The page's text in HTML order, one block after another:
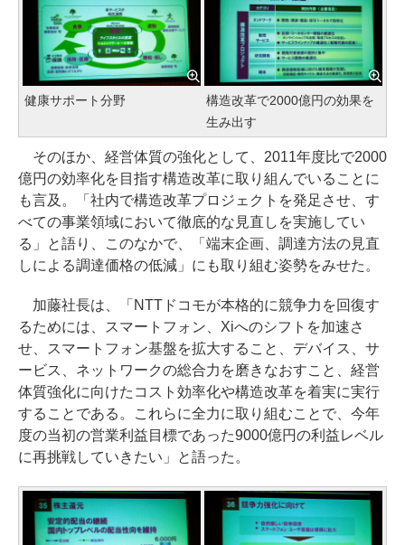
健康サポート分野
構造改革で2000億円の効果を
生み出す
そのほか、経営体質の強化として、2011年度比で2000
億円の効率化を目指す構造改革に取り組んでいることに
も言及。「社内で構造改革プロジェクトを発足させ、す
べての事業領域において徹底的な見直しを実施してい
る」と語り、このなかで、「端末企画、調達方法の見直
しによる調達価格の低減」にも取り組む姿勢をみせた。
加藤社長は、「NTTドコモが本格的に競争力を回復す
るためには、スマートフォン、Xiへのシフトを加速さ
せ、スマートフォン基盤を拡大すること、デバイス、サ
ービス、ネットワークの総合力を磨きなおすこと、経営
体質強化に向けたコスト効率化や構造改革を着実に実行
することである。これらに全力に取り組むことで、今年
度の当初の営業利益目標であった9000億円の利益レベル
に再挑戦していきたい」と語った。